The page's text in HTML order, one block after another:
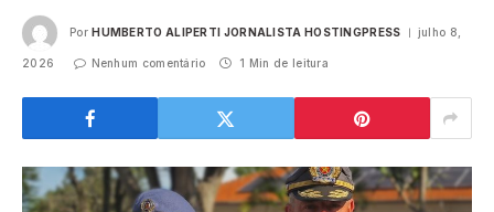
Por HUMBERTO ALIPERTI JORNALISTA HOSTINGPRESS julho 8,
2026 Nenhum comentário 1 Min de leitura